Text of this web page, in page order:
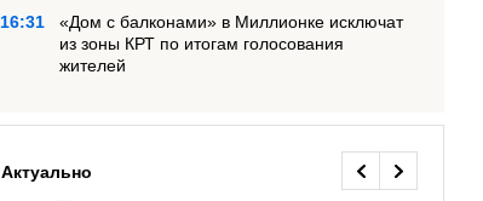
16:31
«Дом с балконами» в Миллионке исключат
из зоны КРТ по итогам голосования
жителей
Актуально